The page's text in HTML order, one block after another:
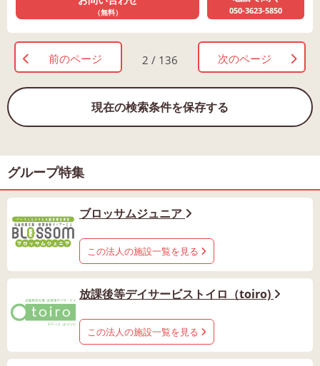
（無料） 050-3623-5850
前のページ 2 / 136 次のページ
現在の検索条件を保存する
グループ特集
ブロッサムジュニア
この法人の施設一覧を見る
放課後等デイサービストイロ（toiro)
この法人の施設一覧を見る